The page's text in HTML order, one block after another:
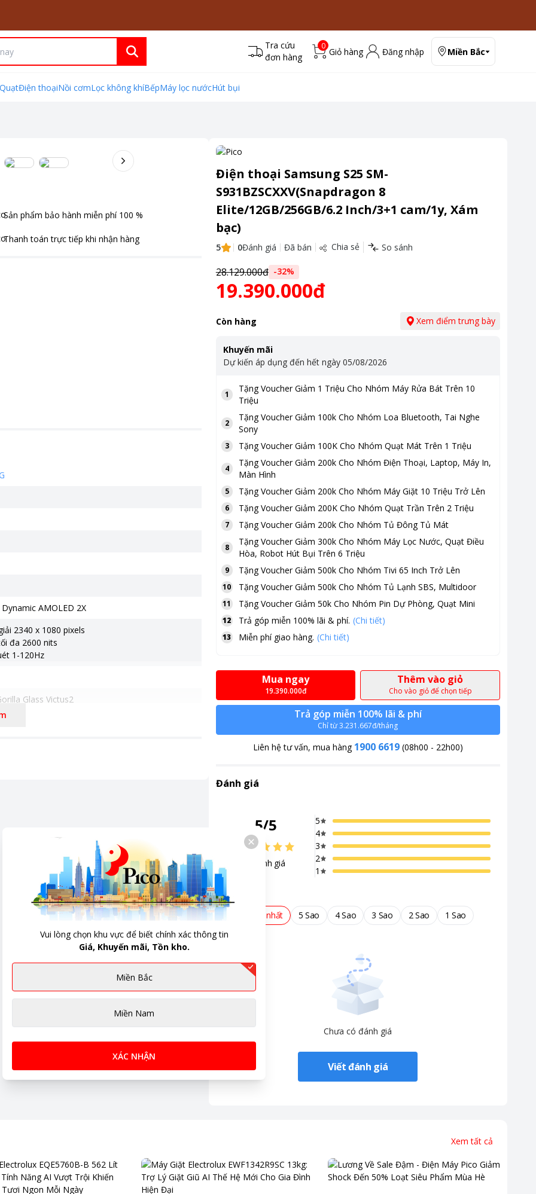
Tra cứu
đơn hàng
0
Giỏ hàng Đăng nhập Miền Bắc
QuạtĐiện thoạiNồi cơmLọc không khíBếpMáy lọc nướcHút bụi
Sản phẩm bảo hành miễn phí 100 %
Thanh toán trực tiếp khi nhận hàng
AMOLED 2X
2340 x 1080 pixels
đa 2600 nits
1-120Hz
Glass Victus2
rộng 12MP
Hỗ trợ 5G
Bảo mật vân tay
cổng sạc/kết nối)
Điện thoại Samsung S25 SM-
S931BZSCXXV(Snapdragon 8
Elite/12GB/256GB/6.2 Inch/3+1 cam/1y, Xám
bạc)
5 0Đánh giá Đã bán Chia sẻ So sánh
28.129.000đ -32%
19.390.000đ
Còn hàng Xem điểm trưng bày
Khuyến mãi
Dự kiến áp dụng đến hết ngày 05/08/2026
1
TặngVoucher Giảm 1 Triệu Cho Nhóm Máy Rửa Bát Trên 10
Triệu
2
TặngVoucher Giảm 100k Cho Nhóm Loa Bluetooth, Tai Nghe
Sony
3 TặngVoucher Giảm 100K Cho Nhóm Quạt Mát Trên 1 Triệu
4
TặngVoucher Giảm 200k Cho Nhóm Điện Thoại, Laptop, Máy In,
Màn Hình
5 TặngVoucher Giảm 200k Cho Nhóm Máy Giặt 10 Triệu Trở Lên
6 TặngVoucher Giảm 200K Cho Nhóm Quạt Trần Trên 2 Triệu
7 TặngVoucher Giảm 200k Cho Nhóm Tủ Đông Tủ Mát
8
TặngVoucher Giảm 300k Cho Nhóm Máy Lọc Nước, Quạt Điều
Hòa, Robot Hút Bụi Trên 6 Triệu
9 TặngVoucher Giảm 500k Cho Nhóm Tivi 65 Inch Trở Lên
10 TặngVoucher Giảm 500k Cho Nhóm Tủ Lạnh SBS, Multidoor
11 TặngVoucher Giảm 50k Cho Nhóm Pin Dự Phòng, Quạt Mini
12 Trả góp miễn 100% lãi & phí. (Chi tiết)
13 Miễn phí giao hàng. (Chi tiết)
Mua ngay
19.390.000đ
Thêm vào giỏ
Cho vào giỏ để chọn tiếp
Trả góp miễn 100% lãi & phí
Chỉ từ 3.231.667đ/tháng
Liên hệ tư vấn, mua hàng 1900 6619 (08h00 - 22h00)
Đánh giá
5/5
đánh giá
5
4
3
2
1
Mới nhất 5 Sao 4 Sao 3 Sao 2 Sao 1 Sao
Chưa có đánh giá
Viết đánh giá
Xem tất cả
Vui lòng chọn khu vực để biết chính xác thông tin
Giá, Khuyến mãi, Tồn kho.
Miền Bắc
Miền Nam
XÁC NHẬN